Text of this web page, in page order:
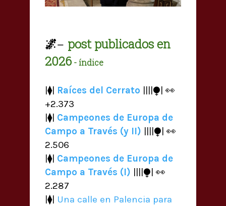
🌌— post publicados en
2026 - índice
|⧫| Raíces del Cerrato ||||⧭| 👀
+2.373
|⧫| Campeones de Europa de
Campo a Través (y II) ||||⧭| 👀
2.506
|⧫| Campeones de Europa de
Campo a Través (I) ||||⧭| 👀
2.287
|⧫| Una calle en Palencia para